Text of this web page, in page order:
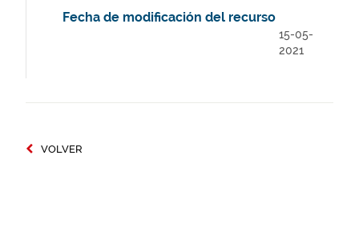
Fecha de modificación del recurso
15-05-
2021
VOLVER